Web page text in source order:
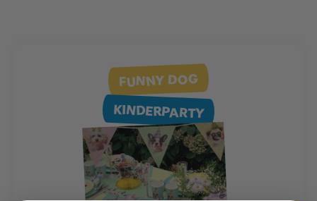
FUNNY DOG
KINDERPARTY